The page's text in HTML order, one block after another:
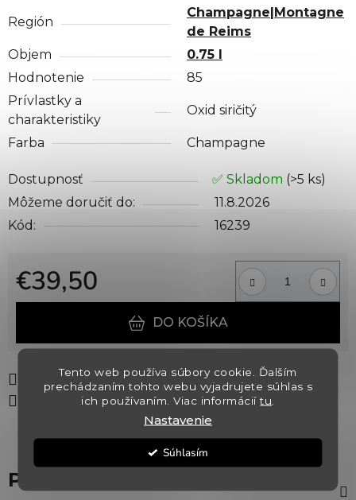
Tento web používa súbory cookie. Ďalším
prechádzaním tohto webu vyjadrujete súhlas s
ich používaním. Viac informáciítu
Nastavenie
Súhlasím
Región
Champagne|Montagne
de Reims
Objem
0.75 l
Hodnotenie
85
Prívlastky a
charakteristiky
Oxid siričitý
Farba Champagne
Dostupnosť ✅ Skladom (>5 ks)
Môžeme doručiť do:
11.8.2026
Kód:
16239
€39,50
Jednotková cena:
DO KOŠÍKA
Opýtať sa
Strážiť
Popis